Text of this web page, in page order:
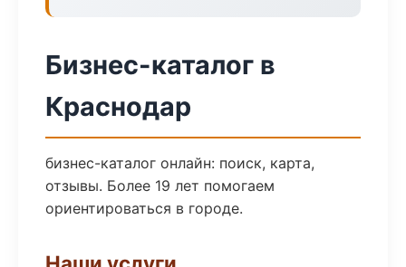
Бизнес-каталог в
Краснодар
бизнес-каталог онлайн: поиск, карта,
отзывы. Более 19 лет помогаем
ориентироваться в городе.